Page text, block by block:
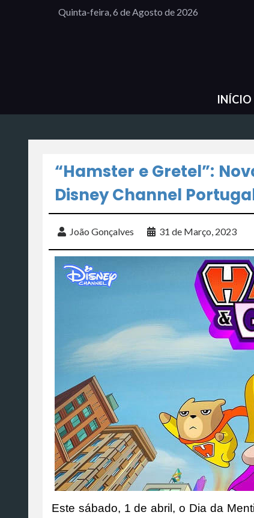
Quinta-feira, 6 de Agosto de 2026
INÍCIO
“Hamster e Gretel”:
Disney Channel
João Gonçalves 31 de Março, 2023
Este sábado, 1 de abril, o Dia da